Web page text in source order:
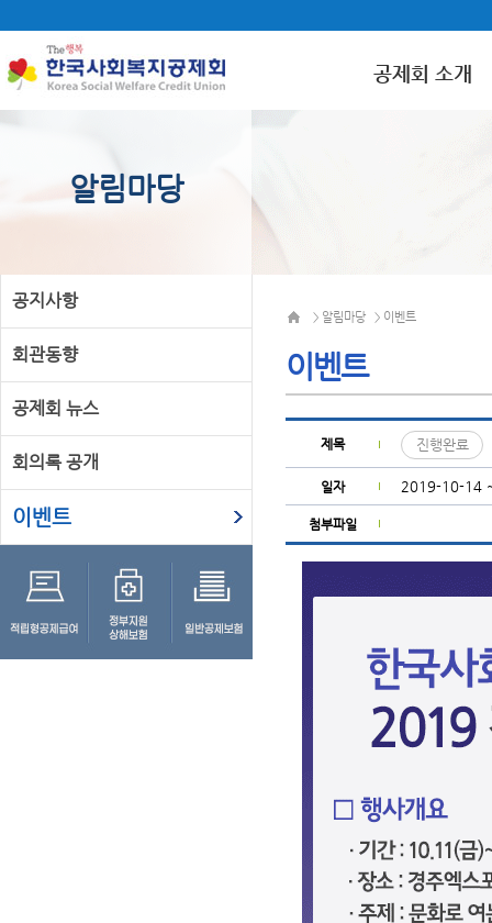
공제회 소개
알림마당
공지사항
회관동향
공제회 뉴스
회의록 공개
이벤트
> 알림마당 > 이벤트
이벤트
제목 진행완료
일자 2019-10-14
첨부파일